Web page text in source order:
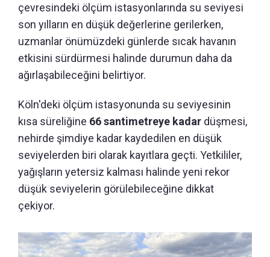
çevresindeki ölçüm istasyonlarında su seviyesi
son yılların en düşük değerlerine gerilerken,
uzmanlar önümüzdeki günlerde sıcak havanın
etkisini sürdürmesi halinde durumun daha da
ağırlaşabileceğini belirtiyor.
Köln'deki ölçüm istasyonunda su seviyesinin
kısa süreliğine 66 santimetreye kadar düşmesi,
nehirde şimdiye kadar kaydedilen en düşük
seviyelerden biri olarak kayıtlara geçti. Yetkililer,
yağışların yetersiz kalması halinde yeni rekor
düşük seviyelerin görülebileceğine dikkat
çekiyor.